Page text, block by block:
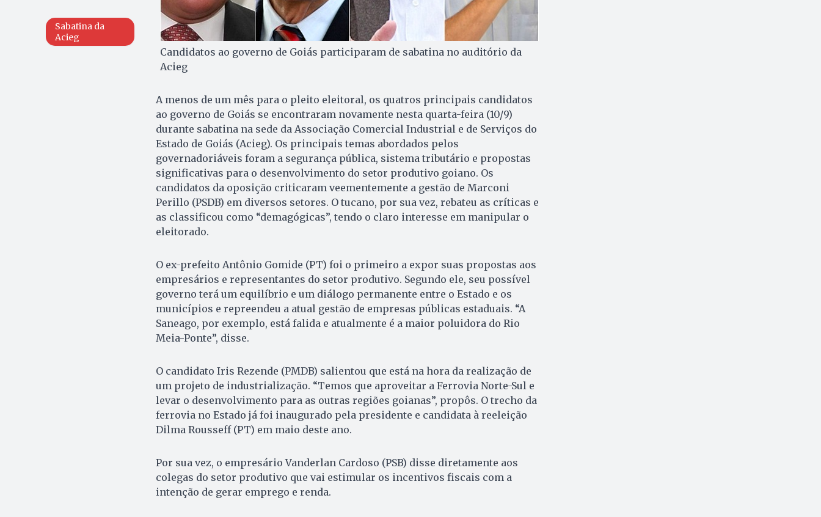
Sabatina da
Acieg
Candidatos ao governo de Goiás participaram de sabatina no auditório da
Acieg
A menos de um mês para o pleito eleitoral, os quatros principais candidatos
ao governo de Goiás se encontraram novamente nesta quarta-feira (10/9)
durante sabatina na sede da Associação Comercial Industrial e de Serviços do
Estado de Goiás (Acieg). Os principais temas abordados pelos
governadoriáveis foram a segurança pública, sistema tributário e propostas
significativas para o desenvolvimento do setor produtivo goiano. Os
candidatos da oposição criticaram veementemente a gestão de Marconi
Perillo (PSDB) em diversos setores. O tucano, por sua vez, rebateu as críticas e
as classificou como “demagógicas”, tendo o claro interesse em manipular o
eleitorado.
O ex-prefeito Antônio Gomide (PT) foi o primeiro a expor suas propostas aos
empresários e representantes do setor produtivo. Segundo ele, seu possível
governo terá um equilíbrio e um diálogo permanente entre o Estado e os
municípios e repreendeu a atual gestão de empresas públicas estaduais. “A
Saneago, por exemplo, está falida e atualmente é a maior poluidora do Rio
Meia-Ponte”, disse.
O candidato Iris Rezende (PMDB) salientou que está na hora da realização de
um projeto de industrialização. “Temos que aproveitar a Ferrovia Norte-Sul e
levar o desenvolvimento para as outras regiões goianas”, propôs. O trecho da
ferrovia no Estado já foi inaugurado pela presidente e candidata à reeleição
Dilma Rousseff (PT) em maio deste ano.
Por sua vez, o empresário Vanderlan Cardoso (PSB) disse diretamente aos
colegas do setor produtivo que vai estimular os incentivos fiscais com a
intenção de gerar emprego e renda.